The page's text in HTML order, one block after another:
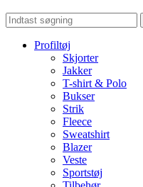
Profiltøj
Skjorter
Jakker
T-shirt & Polo
Bukser
Strik
Fleece
Sweatshirt
Blazer
Veste
Sportstøj